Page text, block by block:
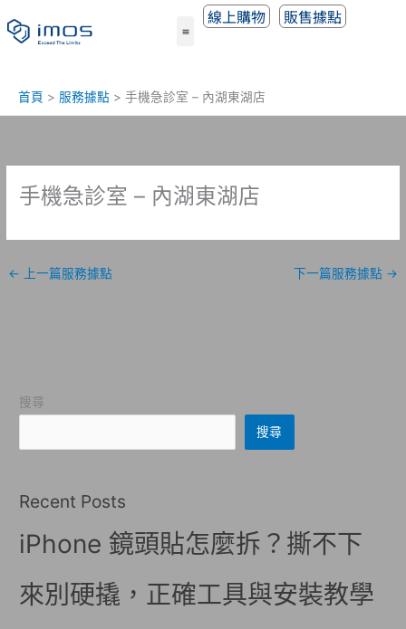
至
線上購物 販售據點
首頁 服務據點 手機急診室 – 內湖東湖店
手機急診室 – 內湖東湖店
← 上一篇服務據點 下一篇服務據點 →
搜尋
搜尋
Recent Posts
iPhone 鏡頭貼怎麼拆？撕不下
來別硬撬，正確工具與安裝教學